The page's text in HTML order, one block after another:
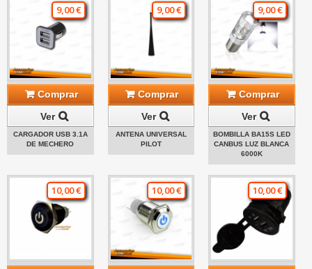
9,00 €
Comprar
Ver
CARGADOR USB 3.1A
DE MECHERO
9,00 €
Comprar
Ver
ANTENA UNIVERSAL
PILOT
9,00 €
Comprar
Ver
BOMBILLA BA15S LED
CANBUS LUZ BLANCA
6000K
10,00 € 10,00 € 10,00 €